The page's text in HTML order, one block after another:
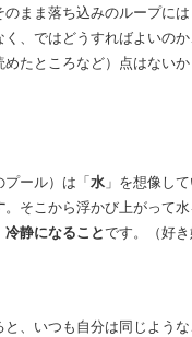
のまま落ち込みのループに
く、ではどうすればよいの
めたところなど）点はない
プール）は「水 」を想像し
。そこから浮かび上がって
冷静になることです。（好
と、いつも自分は同じよう